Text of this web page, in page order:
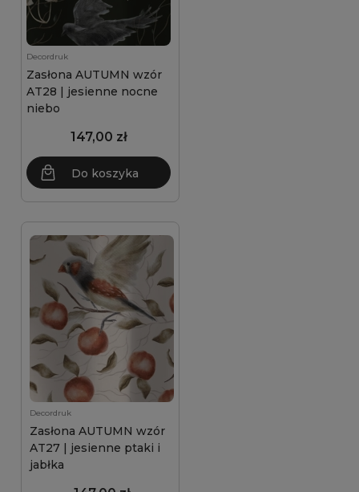
Decordruk
Zasłona AUTUMN wzór
AT28 | jesienne nocne
niebo
147,00 zł
Do koszyka
Decordruk
Zasłona AUTUMN wzór
AT27 | jesienne ptaki i
jabłka